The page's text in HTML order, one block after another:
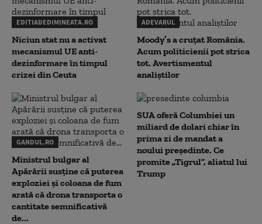
EDITIADEDIMINEATA.RO
Niciun stat nu a activat
mecanismul UE anti-
dezinformare în timpul
crizei din Ceuta
ADEVARUL
Moody’s a cruțat România.
Acum politicienii pot strica
tot. Avertismentul
analiștilor
GANDUL.RO
Ministrul bulgar al
Apărării susține că puterea
exploziei și coloana de fum
arată că drona transporta o
cantitate semnificativă
de...
SUA oferă Columbiei un
miliard de dolari chiar în
prima zi de mandat a
noului președinte. Ce
promite „Tigrul”, aliatul lui
Trump